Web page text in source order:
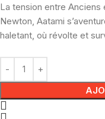
La tension entre Anciens
Newton, Aatami
haletant, où révolte et